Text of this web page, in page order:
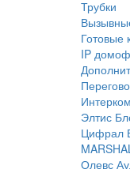
Трубки
Готовые
IP
Элтис
Цифрал
Олевс